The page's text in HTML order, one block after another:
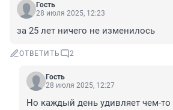
Гость
28 июля 2025, 12:23
за 25 лет ничего не изменилось
ОТВЕТИТЬ 2
Гость
28 июля 2025, 12:27
Но каждый день удивляет чем-